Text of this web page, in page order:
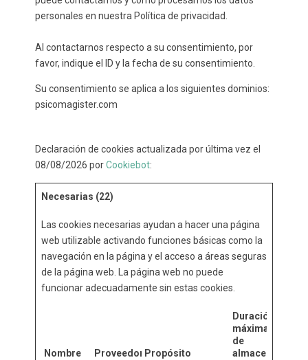
personales en nuestra Política de privacidad.
Al contactarnos respecto a su consentimiento, por
favor, indique el ID y la fecha de su consentimiento.
Su consentimiento se aplica a los siguientes dominios:
psicomagister.com
Declaración de cookies actualizada por última vez el
08/08/2026 porCookiebot:
Necesarias (22)
Las cookies necesarias ayudan a hacer una página
web utilizable activando funciones básicas como la
navegación en la página y el acceso a áreas seguras
de la página web. La página web no puede
funcionar adecuadamente sin estas cookies.
Nombre Proveedor Propósito
Duración
máxima
de